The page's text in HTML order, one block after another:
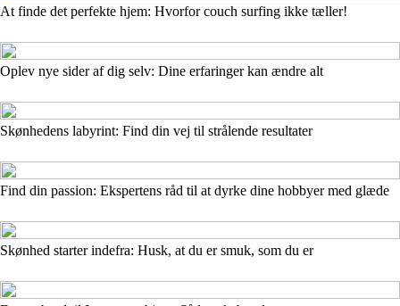
At finde det perfekte hjem: Hvorfor couch surfing ikke tæller!
Oplev nye sider af dig selv: Dine erfaringer kan ændre alt
Skønhedens labyrint: Find din vej til strålende resultater
Find din passion: Ekspertens råd til at dyrke dine hobbyer med glæde
Skønhed starter indefra: Husk, at du er smuk, som du er